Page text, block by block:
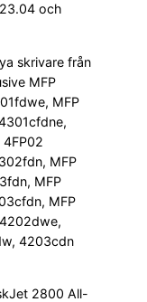
och
skrivare från
MFP
MFP
MFP
MFP
MFP
4203cdn
2800 All-